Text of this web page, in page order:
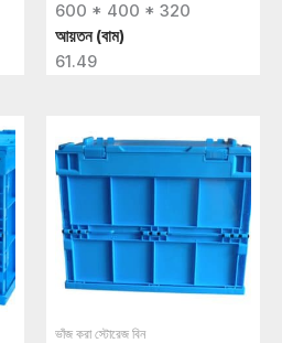
600 * 400 * 320
আয়তন (বাম)
61.49
ভাঁজ করা স্টোরেজ বিন